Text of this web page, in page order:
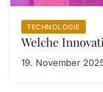
TECHNOLOGIE
Welche
19. November